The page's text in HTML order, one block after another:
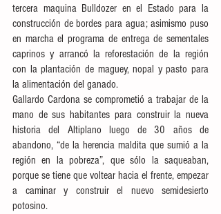
tercera maquina Bulldozer en el Estado para la
construcción de bordes para agua; asimismo puso
en marcha el programa de entrega de sementales
caprinos y arrancó la reforestación de la región
con la plantación de maguey, nopal y pasto para
la alimentación del ganado.
Gallardo Cardona se comprometió a trabajar de la
mano de sus habitantes para construir la nueva
historia del Altiplano luego de 30 años de
abandono, “de la herencia maldita que sumió a la
región en la pobreza”, que sólo la saqueaban,
porque se tiene que voltear hacia el frente, empezar
a caminar y construir el nuevo semidesierto
potosino.